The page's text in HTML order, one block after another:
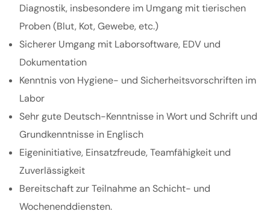
Diagnostik, insbesondere im Umgang mit tierischen
Proben (Blut, Kot, Gewebe, etc.)
Sicherer Umgang mit Laborsoftware, EDV und
Dokumentation
Kenntnis von Hygiene- und Sicherheitsvorschriften im
Labor
Sehr gute Deutsch-Kenntnisse in Wort und Schrift und
Grundkenntnisse in Englisch
Eigeninitiative, Einsatzfreude, Teamfähigkeit und
Zuverlässigkeit
Bereitschaft zur Teilnahme an Schicht- und
Wochenenddiensten.